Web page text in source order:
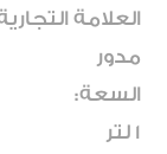
العلامة
مدور
السعة:
1 لتر